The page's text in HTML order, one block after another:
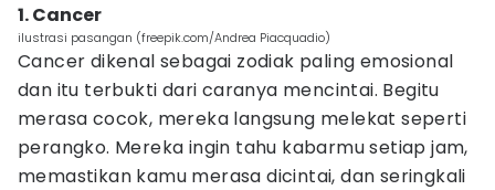
1. Cancer
ilustrasi pasangan (freepik.com/Andrea Piacquadio)
Cancer dikenal sebagai zodiak paling emosional
dan itu terbukti dari caranya mencintai. Begitu
merasa cocok, mereka langsung melekat seperti
perangko. Mereka ingin tahu kabarmu setiap jam,
memastikan kamu merasa dicintai, dan seringkali